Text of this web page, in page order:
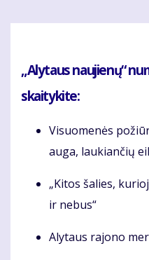
„Alytaus naujienų“
skaitykite:
Visuomenės
auga, laukiančių
„Kitos šalies,
ir nebus“
Alytaus rajono